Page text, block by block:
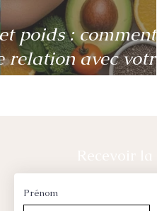
poids : comment
avec votre
Prénom